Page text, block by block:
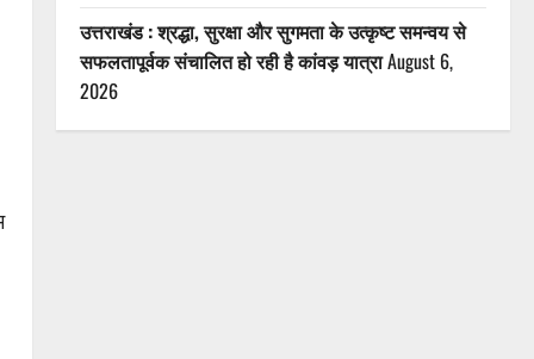
उत्तराखंड : श्रद्धा, सुरक्षा और सुगमता के उत्कृष्ट समन्वय से
सफलतापूर्वक संचालित हो रही है कांवड़ यात्राAugust 6,
2026